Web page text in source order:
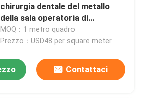
di acciaio inossidabile
chirurgia dentale del metallo
della sala operatoria di
ginecologia per l'ospedale
MOQ：1 metro quadro
Prezzo：USD48 per square meter
Contattaci